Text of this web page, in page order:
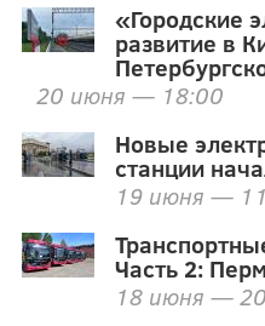
«Городские
развитие в
20 июня — 18:00
Новые
станции
19 июня —
Часть 2:
18 июня —